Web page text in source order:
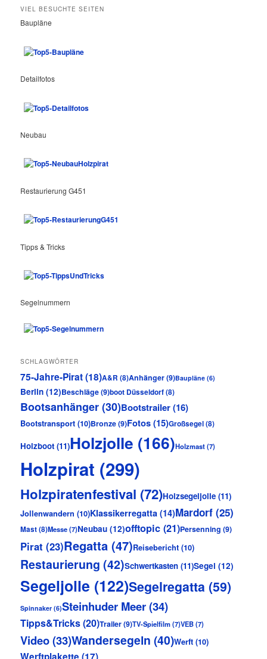
VIEL BESUCHTE SEITEN
Baupläne
Detailfotos
Neubau
Restaurierung G451
Tipps & Tricks
Segelnummern
SCHLAGWÖRTER
75-Jahre-Pirat(18)A&R (8)Anhänger(9)Baupläne (6)
Berlin (12)Beschläge(9)boot Düsseldorf(8)
Bootsanhänger(30)Bootstrailer(16)
Bootstransport (10)Bronze(9)Fotos(15)Großsegel(8)
Holzboot (11)Holzjolle (166)Holzmast(7)
Holzpirat (299)
Holzpiratenfestival (72)Holzsegeljolle (11)
Jollenwandern (10)Klassikerregatta (14)Mardorf (25)
Mast(8)Messe(7)Neubau (12)offtopic (21)Persenning (9)
Pirat (23)Regatta (47)Reisebericht (10)
Restaurierung (42)Schwertkasten (11)Segel (12)
Segeljolle (122)Segelregatta (59)
Spinnaker (6)Steinhuder Meer(34)
Tipps&Tricks(20)Trailer(9)TV-Spielfilm(7)VEB(7)
Video(33)Wandersegeln (40)Werft (10)